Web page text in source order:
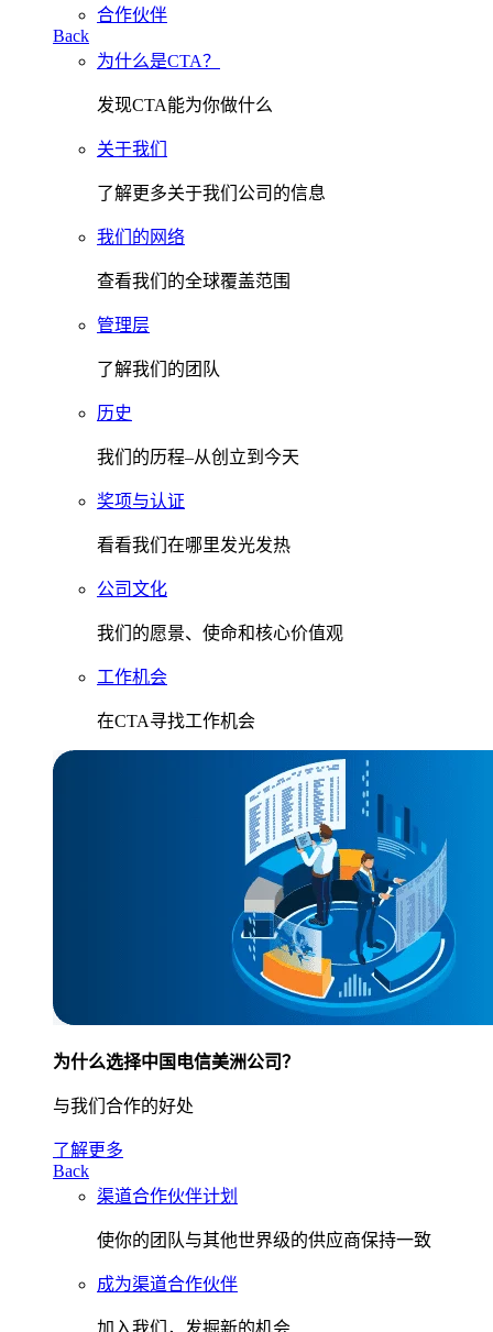
合作伙伴
Back
为什么是CTA？
发现CTA能为你做什么
关于我们
了解更多关于我们公司的信息
我们的网络
查看我们的全球覆盖范围
管理层
了解我们的团队
历史
我们的历程–从创立到今天
奖项与认证
看看我们在哪里发光发热
公司文化
我们的愿景、使命和核心价值观
工作机会
在CTA寻找工作机会
为什么选择中国电信美洲公司？
与我们合作的好处
了解更多
Back
渠道合作伙伴计划
使你的团队与其他世界级的供应商保持一致
成为渠道合作伙伴
加入我们，发掘新的机会